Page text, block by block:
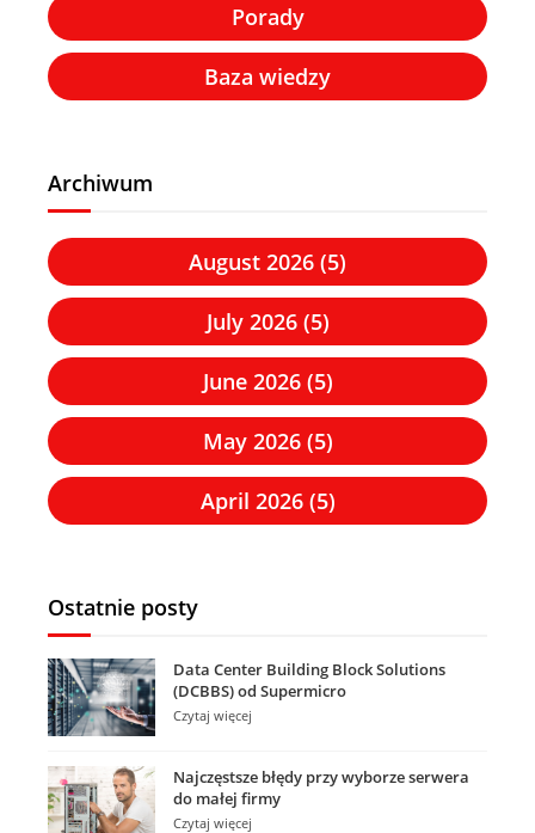
Porady
Baza wiedzy
Archiwum
August 2026 (5)
July 2026 (5)
June 2026 (5)
May 2026 (5)
April 2026 (5)
Ostatnie posty
Data Center Building Block Solutions
(DCBBS) od Supermicro
Czytaj więcej
Najczęstsze błędy przy wyborze serwera
do małej firmy
Czytaj więcej